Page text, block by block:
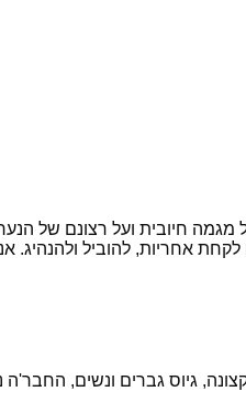
חיובית ועל רצונם של
אחריות, להוביל ולהנהיג.
גיוס גברים ונשים,